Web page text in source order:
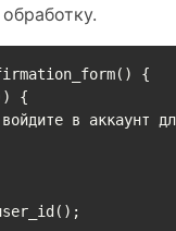
{